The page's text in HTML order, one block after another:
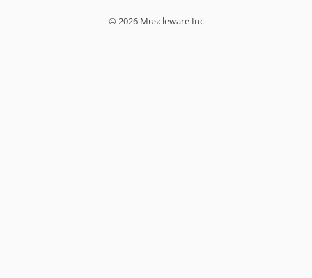
© 2026 Muscleware Inc